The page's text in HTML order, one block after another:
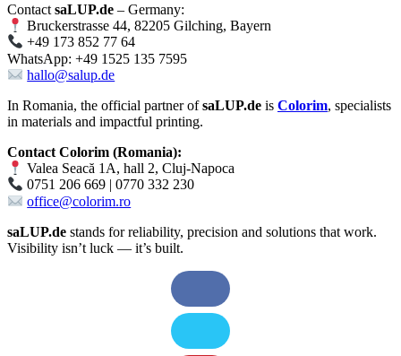
Contact saLUP.de – Germany:
Bruckerstrasse 44, 82205 Gilching, Bayern
+49 173 852 77 64
WhatsApp: +49 1525 135 7595
hallo@salup.de
In Romania, the official partner ofsaLUP.de is Colorim, specialists
in materials and impactful printing.
Contact Colorim (Romania):
Valea Seacă 1A, hall 2, Cluj-Napoca
0751 206 669 | 0770 332 230
office@colorim.ro
saLUP.de stands for reliability, precision and solutions that work.
Visibility isn’t luck — it’s built.